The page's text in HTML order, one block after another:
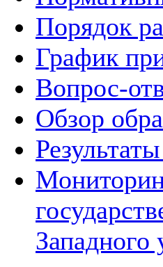
Порядок
График
Вопрос-
Обзор
Западного